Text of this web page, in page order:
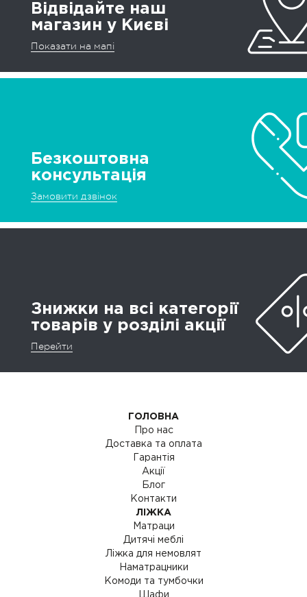
Відвідайте наш
магазин у Києві
Показати на мапі
Безкоштовна
консультація
Замовити дзвінок
Знижки на всі категорії
товарів у розділі акції
Перейти
ГОЛОВНА
Про нас
Доставка та оплата
Гарантія
Акції
Блог
Контакти
ЛІЖКА
Матраци
Дитячі меблі
Ліжка для немовлят
Наматрацники
Комоди та тумбочки
Шафи